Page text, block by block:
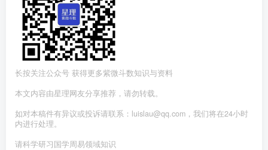
长按关注公众号 获得更多紫微斗数知识与资料
本文内容由星理网友分享推荐，请勿转载。
如对本稿件有异议或投诉请联系：luislau@qq.com，我们将在24小时
内进行处理。
请科学研习国学周易领域知识